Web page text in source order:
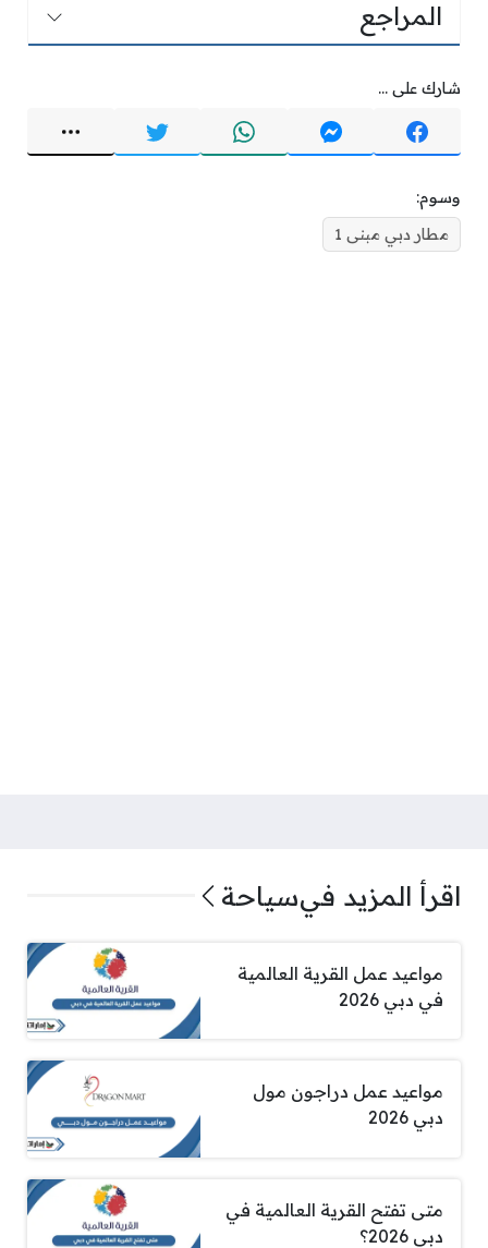
المراجع
شارك على ...
وسوم:
مطار دبي مبنى 1
اقرأ المزيد فيسياحة
مواعيد عمل القرية العالمية
في دبي 2026
مواعيد عمل دراجون مول
دبي 2026
متى تفتح القرية العالمية في
دبي 2026؟